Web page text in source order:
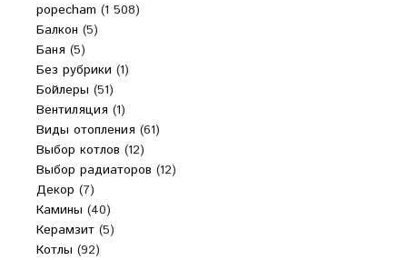
popecham (1 508)
Балкон (5)
Баня (5)
Без рубрики (1)
Бойлеры (51)
Вентиляция (1)
Виды отопления (61)
Выбор котлов (12)
Выбор радиаторов (12)
Декор (7)
Камины (40)
Керамзит (5)
Котлы (92)